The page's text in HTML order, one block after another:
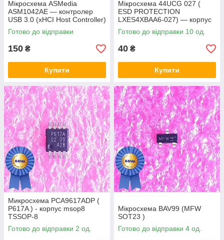
Мікросхема ASMedia
ASM1042AE — контролер
USB 3.0 (xHCI Host Controller)
Готово до відправки
150 ₴
Купити
Мікросхема 44UCG 027 (
ESD PROTECTION
LXES4XBAA6-027) — корпус
msop8
Готово до відправки 10 од.
40 ₴
Купити
Микросхема PCA9617ADP (
P617A ) - корпус msop8
TSSOP-8
Готово до відправки 2 од.
Мікросхема BAV99 (MFW
SOT23 )
Готово до відправки 4 од.